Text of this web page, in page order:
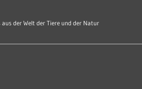
der Welt der Tiere und der Natur